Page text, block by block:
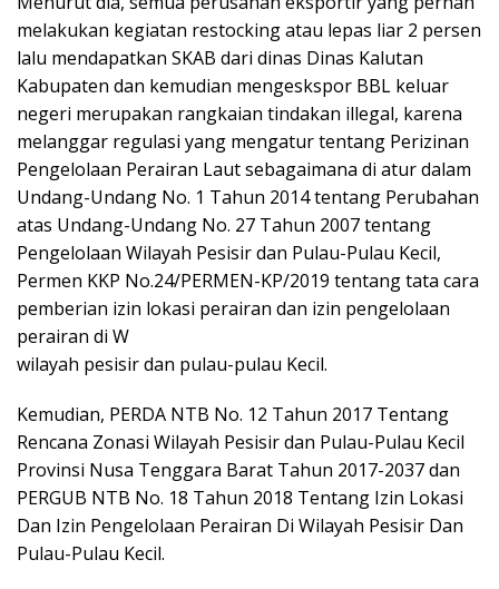
melakukan kegiatan restocking atau lepas liar 2 persen
lalu mendapatkan SKAB dari dinas Dinas Kalutan
Kabupaten dan kemudian mengeskspor BBL keluar
negeri merupakan rangkaian tindakan illegal, karena
melanggar regulasi yang mengatur tentang Perizinan
Pengelolaan Perairan Laut sebagaimana di atur dalam
Undang-Undang No. 1 Tahun 2014 tentang Perubahan
atas Undang-Undang No. 27 Tahun 2007 tentang
Pengelolaan Wilayah Pesisir dan Pulau-Pulau Kecil,
Permen KKP No.24/PERMEN-KP/2019 tentang tata cara
pemberian izin lokasi perairan dan izin pengelolaan
perairan di W
wilayah pesisir dan pulau-pulau Kecil.
Kemudian, PERDA NTB No. 12 Tahun 2017 Tentang
Rencana Zonasi Wilayah Pesisir dan Pulau-Pulau Kecil
Provinsi Nusa Tenggara Barat Tahun 2017-2037 dan
PERGUB NTB No. 18 Tahun 2018 Tentang Izin Lokasi
Dan Izin Pengelolaan Perairan Di Wilayah Pesisir Dan
Pulau-Pulau Kecil.